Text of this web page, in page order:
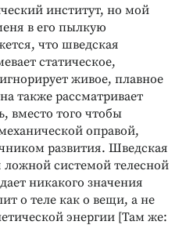
институт, но мой
в его пылкую
что шведская
статическое,
живое, плавное
также рассматривает
вместо того чтобы
оправой,
развития. Шведская
ложной системой телесной
никакого значения
о теле как о вещи, а не
энергии [Там же: